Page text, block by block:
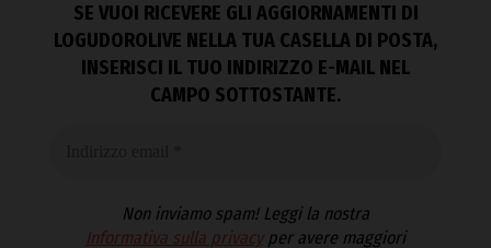
SE VUOI RICEVERE GLI AGGIORNAMENTI DI
LOGUDOROLIVE NELLA TUA CASELLA DI POSTA,
INSERISCI IL TUO INDIRIZZO E-MAIL NEL
CAMPO SOTTOSTANTE.
Non inviamo spam! Leggi la nostra
Informativa sulla privacyper avere maggiori